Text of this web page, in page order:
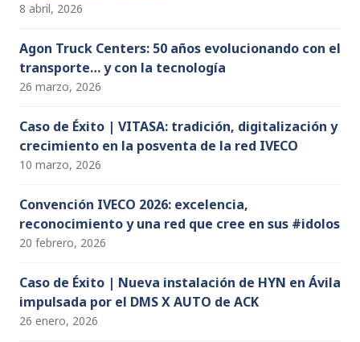
8 abril, 2026
Agon Truck Centers: 50 años evolucionando con el
transporte… y con la tecnología
26 marzo, 2026
Caso de Éxito | VITASA: tradición, digitalización y
crecimiento en la posventa de la red IVECO
10 marzo, 2026
Convención IVECO 2026: excelencia,
reconocimiento y una red que cree en sus #idolos
20 febrero, 2026
Caso de Éxito | Nueva instalación de HYN en Ávila
impulsada por el DMS X AUTO de ACK
26 enero, 2026